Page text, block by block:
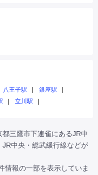
八王子駅
銀座駅
立川駅
三鷹市下連雀にあるJR中
中央・総武緩行線などが
情報の一部を表示していま